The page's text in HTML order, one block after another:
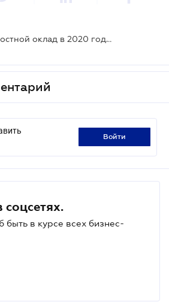
Минимальный должностной оклад в 2020 году вдвое меньше минзарплаты
войти
соцсетях.
быть в курсе всех бизнес-